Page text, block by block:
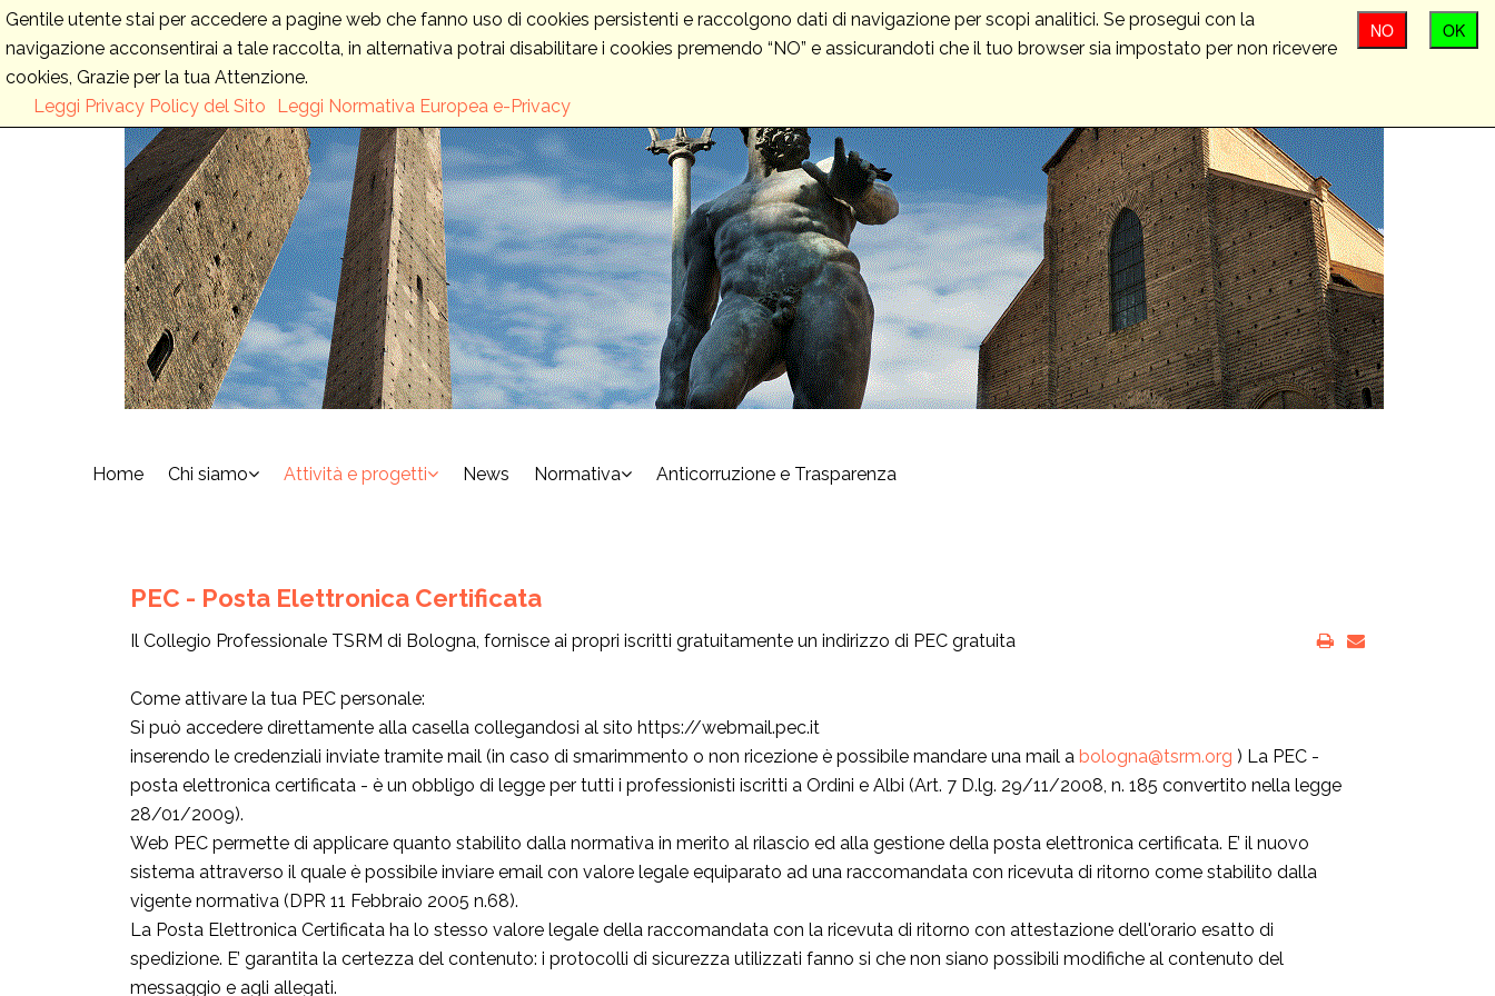
Home Chi siamo Attività e progetti News Normativa Anticorruzione e Trasparenza
PEC - Posta Elettronica Certificata
Il Collegio Professionale TSRM di Bologna, fornisce ai propri iscritti gratuitamente un indirizzo di PEC gratuita
Come attivare la tua PEC personale:
Si può accedere direttamente alla casella collegandosi al sito https://webmail.pec.it
inserendo le credenziali inviate tramite mail (in caso di smarimmento o non ricezione è possibile mandare una mail a bologna@tsrm.org ) La PEC -
posta elettronica certificata - è un obbligo di legge per tutti i professionisti iscritti a Ordini e Albi (Art. 7 D.lg. 29/11/2008, n. 185 convertito nella legge
28/01/2009).
Web PEC permette di applicare quanto stabilito dalla normativa in merito al rilascio ed alla gestione della posta elettronica certificata. E’ il nuovo
sistema attraverso il quale è possibile inviare email con valore legale equiparato ad una raccomandata con ricevuta di ritorno come stabilito dalla
vigente normativa (DPR 11 Febbraio 2005 n.68).
La Posta Elettronica Certificata ha lo stesso valore legale della raccomandata con la ricevuta di ritorno con attestazione dell'orario esatto di
spedizione. E’ garantita la certezza del contenuto: i protocolli di sicurezza utilizzati fanno si che non siano possibili modifiche al contenuto del
messaggio e agli allegati.
OK
NO
Gentile utente stai per accedere a pagine web che fanno uso di cookies persistenti e raccolgono dati di navigazione per scopi analitici. Se prosegui con la
navigazione acconsentirai a tale raccolta, in alternativa potrai disabilitare i cookies premendo “NO” e assicurandoti che il tuo browser sia impostato per non ricevere
cookies, Grazie per la tua Attenzione.
Leggi Privacy Policy del Sito
Leggi Normativa Europea e-Privacy